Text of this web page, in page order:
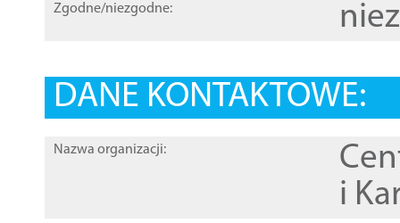
Zgodne/niezgodne:
DANE KONTAKTOWE:
Nazwa organizacji:
i